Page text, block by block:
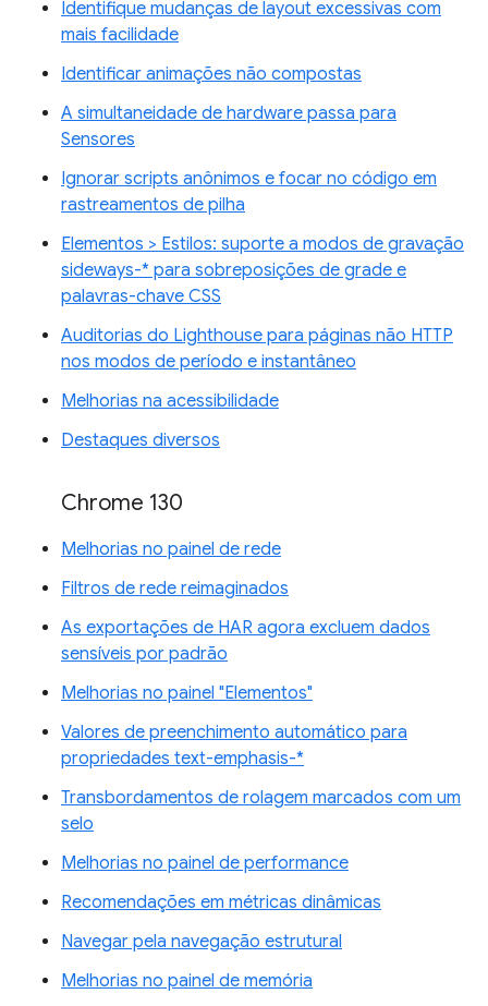
Identifique mudanças de layout excessivas com
mais facilidade
Identificar animações não compostas
A simultaneidade de hardware passa para
Sensores
Ignorar scripts anônimos e focar no código em
rastreamentos de pilha
Elementos > Estilos: suporte a modos de gravação
sideways-* para sobreposições de grade e
palavras-chave CSS
Auditorias do Lighthouse para páginas não HTTP
nos modos de período e instantâneo
Melhorias na acessibilidade
Destaques diversos
Chrome 130
Melhorias no painel de rede
Filtros de rede reimaginados
As exportações de HAR agora excluem dados
sensíveis por padrão
Melhorias no painel "Elementos"
Valores de preenchimento automático para
propriedades text-emphasis-*
Transbordamentos de rolagem marcados com um
selo
Melhorias no painel de performance
Recomendações em métricas dinâmicas
Navegar pela navegação estrutural
Melhorias no painel de memória